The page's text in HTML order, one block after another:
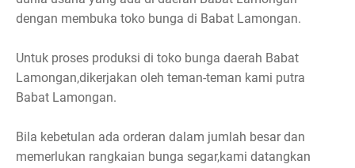
dengan membuka toko bunga di Babat Lamongan.
Untuk proses produksi di toko bunga daerah Babat
Lamongan,dikerjakan oleh teman-teman kami putra
Babat Lamongan.
Bila kebetulan ada orderan dalam jumlah besar dan
memerlukan rangkaian bunga segar,kami datangkan